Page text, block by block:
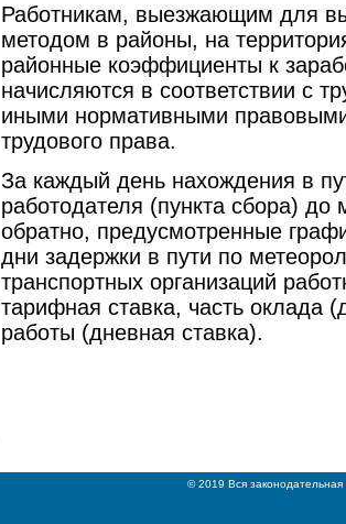
Работникам, выезжающим для
методом в районы, на
районные коэффициенты к
начисляются в соответствии с
иными нормативными
трудового права.
За каждый день нахождения в
работодателя (пункта сбора)
обратно, предусмотренные
дни задержки в пути по
транспортных организаций
тарифная ставка, часть оклада
работы (дневная ставка).
© 2019 Вся